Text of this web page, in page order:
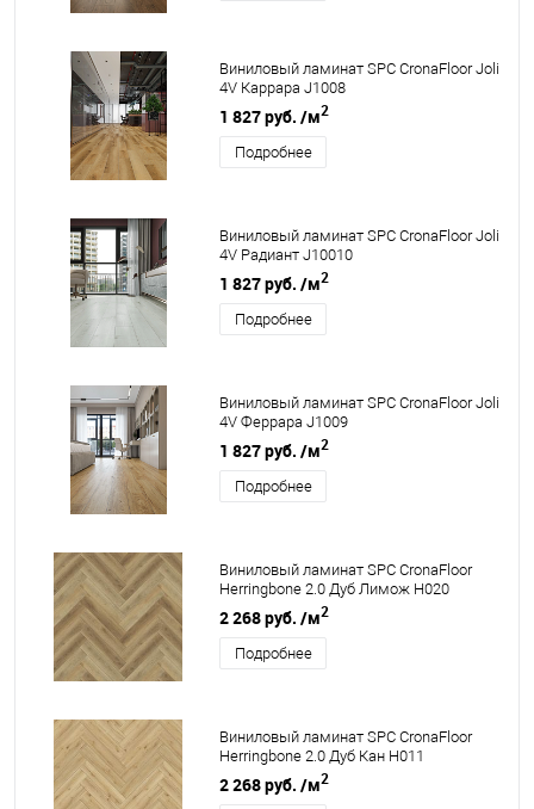
Виниловый ламинат SPC CronaFloor Joli
4V Каррара J1008
1 827 руб. /м2
Подробнее
Виниловый ламинат SPC CronaFloor Joli
4V Радиант J10010
1 827 руб. /м2
Подробнее
Виниловый ламинат SPC CronaFloor Joli
4V Феррара J1009
1 827 руб. /м2
Подробнее
Виниловый ламинат SPC CronaFloor
Herringbone 2.0 Дуб Лимож H020
2 268 руб. /м2
Подробнее
Виниловый ламинат SPC CronaFloor
Herringbone 2.0 Дуб Кан H011
2 268 руб. /м2